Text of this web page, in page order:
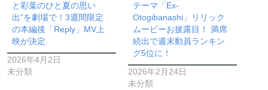
と彩葉のひと夏の思い
出”を劇場で！3週間限定
の本編後「Reply」MV上
映が決定
2026年4月2日
未分類
テーマ「Ex-
Otogibanashi」リリック
ムービーお披露目！ 満席
続出で週末動員ランキン
グ5位に！
2026年2月24日
未分類